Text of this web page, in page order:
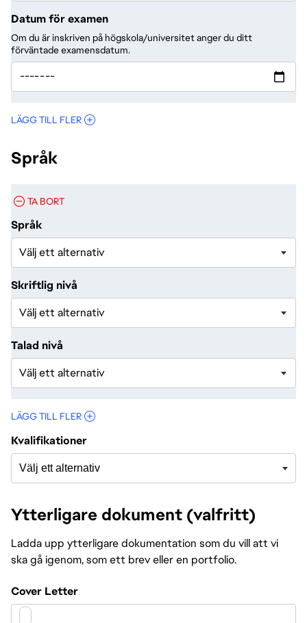
Datum för examen
Om du är inskriven på högskola/universitet anger du ditt
förväntade examensdatum.
LÄGG TILL FLER
Språk
TA BORT
Språk
Skriftlig nivå
Talad nivå
LÄGG TILL FLER
Kvalifikationer
Ytterligare dokument (valfritt)
Ladda upp ytterligare dokumentation som du vill att vi
ska gå igenom, som ett brev eller en portfolio.
Cover Letter